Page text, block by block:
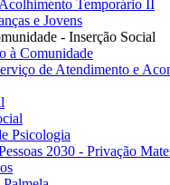
Temporário II
e Jovens
- Inserção Social
à Comunidade
de Atendimento e
Psicologia
2030 - Privação